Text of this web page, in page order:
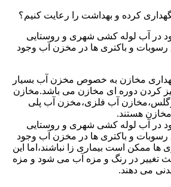
کرده و بهداشت را رعایت کنیم؟
در آب لوله کشی شهری و روستایی
رسوبات و باکتری ها در مخزن آب وجود
مخازن به خصوص مخزن آب بسیار
کردن دوره ای مخازن می باشد.مخازن
آب فلزی،مخزن آب پلی
مخازن هستند.
در آب لوله کشی شهری و روستایی
رسوبات و باکتری ها در مخزن آب وجود
ها ممکن است بیماری زا نباشند،اما این
تغییر در رنگ و مزه آب می شود و مزه
می دهند.